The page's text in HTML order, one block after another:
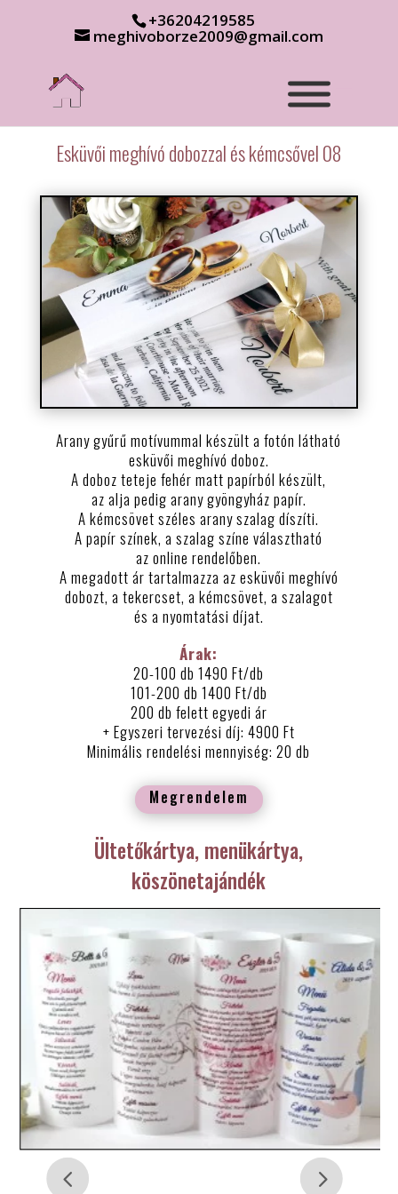
+36204219585
meghivoborze2009@gmail.com
Esküvői meghívó dobozzal és kémcsővel 08
Arany gyűrű motívummal készült a fotón látható
esküvői meghívó doboz.
A doboz teteje fehér matt papírból készült,
az alja pedig arany gyöngyház papír.
A kémcsövet széles arany szalag díszíti.
A papír színek, a szalag színe választható
az online rendelőben.
A megadott ár tartalmazza az esküvői meghívó
dobozt, a tekercset, a kémcsövet, a szalagot
és a nyomtatási díjat.
Árak:
20-100 db 1490 Ft/db
101-200 db 1400 Ft/db
200 db felett egyedi ár
+ Egyszeri tervezési díj: 4900 Ft
Minimális rendelési mennyiség: 20 db
Megrendelem
Ültetőkártya, menükártya,
köszönetajándék